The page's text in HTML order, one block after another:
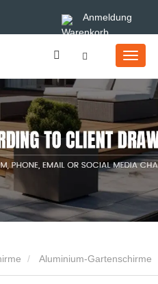
Anmeldung
Aluminium-Gartenschirme